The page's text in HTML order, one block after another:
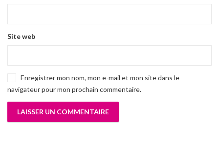
Site web
Enregistrer mon nom, mon e-mail et mon site dans le
navigateur pour mon prochain commentaire.